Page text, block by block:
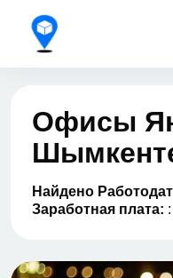
Офисы
Найдено
Заработная плата: